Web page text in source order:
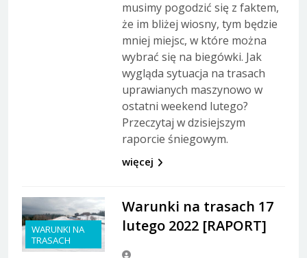
musimy pogodzić się z faktem,
że im bliżej wiosny, tym będzie
mniej miejsc, w które można
wybrać się na biegówki. Jak
wygląda sytuacja na trasach
uprawianych maszynowo w
ostatni weekend lutego?
Przeczytaj w dzisiejszym
raporcie śniegowym.
więcej
WARUNKI NA
TRASACH
Warunki na trasach 17
lutego 2022 [RAPORT]